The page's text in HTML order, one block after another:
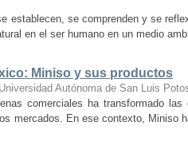
establecen, se comprenden y se
en el ser humano en un medio
Miniso y sus productos
Autónoma de San Luis
comerciales ha transformado
mercados. En ese contexto, Miniso